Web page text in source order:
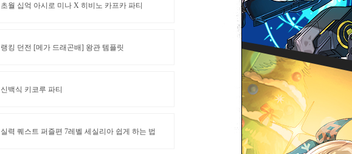
초월 십억 아시로 미나 X 히비노 카프카 파티
랭킹 던전 [메가 드래곤배] 왕관 템플릿
신백식 키코루 파티
실력 퀘스트 퍼즐편 7레벨 세실리아 쉽게 하는 법